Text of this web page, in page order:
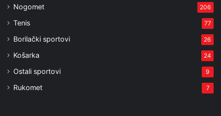
Nogomet 206
Tenis 77
Borilački sportovi 26
Košarka 24
Ostali sportovi 9
Rukomet 7